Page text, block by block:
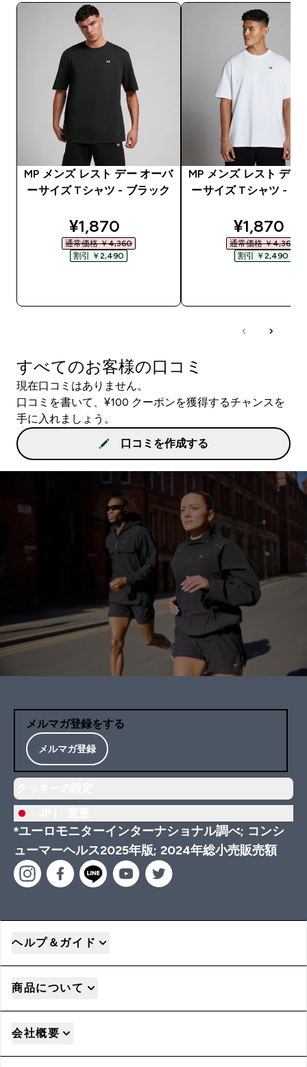
MP メンズ レスト デー オーバ
ーサイズ Tシャツ - ブラック
discounted price
¥1,870‎
通常価格 ￥4,360‎
割引 ￥2,490‎
MP メンズ レスト デー
ーサイズ Tシャツ - ホ
¥1,870‎
通常価格 ￥4,360‎
割引 ￥2,490‎
すべてのお客様の口コミ
現在口コミはありません。
口コミを書いて、¥100 クーポンを獲得するチャンスを
手に入れましょう。
口コミを作成する
メルマガ登録をする
メルマガ登録
*ユーロモニターインターナショナル調べ; コンシ
ューマーヘルス2025年版; 2024年総小売販売額
ヘルプ＆ガイド
商品について
会社概要